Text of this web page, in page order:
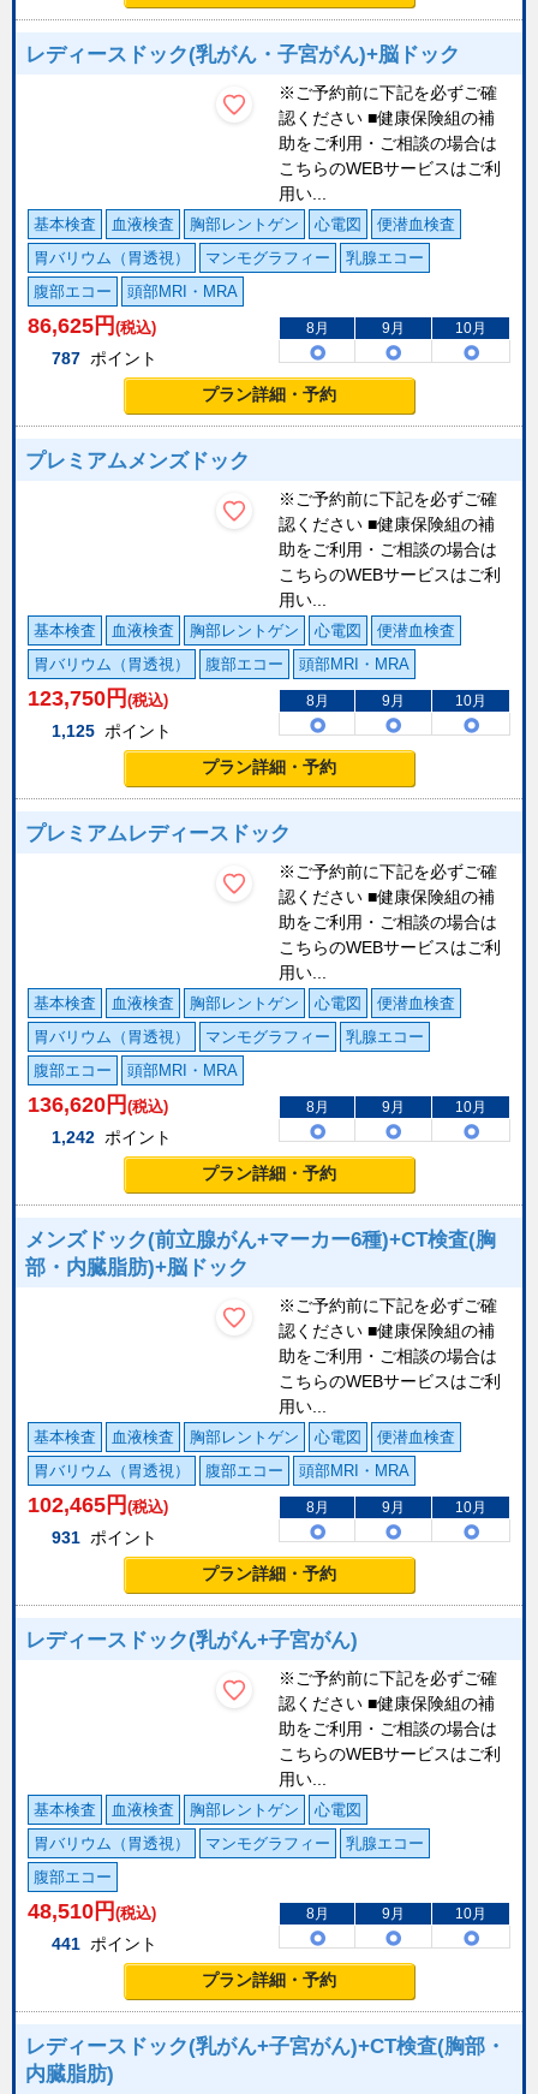
レディースドック(乳がん・子宮がん)+脳ドック
※ご予約前に下記を必ずご確
認ください ■健康保険組の補
助をご利用・ご相談の場合は
こちらのWEBサービスはご利
用い...
基本検査 血液検査 胸部レントゲン 心電図
便潜血検査
胃バリウム（胃透視）
マンモグラフィー
乳腺エコー
腹部エコー
頭部MRI・MRA
86,625 円 (税込)
787 ポイント
8月 9月 10月
プラン詳細・予約
プレミアムメンズドック
※ご予約前に下記を必ずご確
認ください ■健康保険組の補
助をご利用・ご相談の場合は
こちらのWEBサービスはご利
用い...
基本検査 血液検査 胸部レントゲン 心電図
便潜血検査
胃バリウム（胃透視）
腹部エコー 頭部MRI・MRA
123,750 円 (税込)
1,125 ポイント
8月 9月 10月
プラン詳細・予約
プレミアムレディースドック
※ご予約前に下記を必ずご確
認ください ■健康保険組の補
助をご利用・ご相談の場合は
こちらのWEBサービスはご利
用い...
基本検査 血液検査 胸部レントゲン 心電図
便潜血検査
胃バリウム（胃透視）
マンモグラフィー
乳腺エコー
腹部エコー
頭部MRI・MRA
136,620 円 (税込)
1,242 ポイント
8月 9月 10月
プラン詳細・予約
メンズドック(前立腺がん+マーカー6種)+CT検査(胸
部・内臓脂肪)+脳ドック
※ご予約前に下記を必ずご確
認ください ■健康保険組の補
助をご利用・ご相談の場合は
こちらのWEBサービスはご利
用い...
基本検査 血液検査 胸部レントゲン 心電図
便潜血検査
胃バリウム（胃透視）
腹部エコー 頭部MRI・MRA
102,465 円 (税込)
931 ポイント
8月 9月 10月
プラン詳細・予約
レディースドック(乳がん+子宮がん)
※ご予約前に下記を必ずご確
認ください ■健康保険組の補
助をご利用・ご相談の場合は
こちらのWEBサービスはご利
用い...
基本検査 血液検査 胸部レントゲン
心電図
胃バリウム（胃透視）
マンモグラフィー
乳腺エコー
腹部エコー
48,510 円 (税込)
441 ポイント
8月 9月 10月
プラン詳細・予約
レディースドック(乳がん+子宮がん)+CT検査(胸部・
内臓脂肪)